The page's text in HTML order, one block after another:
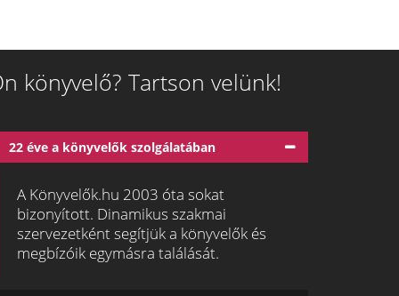
könyvelő? Tartson velünk!
22 éve a könyvelők szolgálatában
A Könyvelők.hu 2003 óta sokat
bizonyított. Dinamikus szakmai
szervezetként segítjük a könyvelők és
megbízóik egymásra találását.